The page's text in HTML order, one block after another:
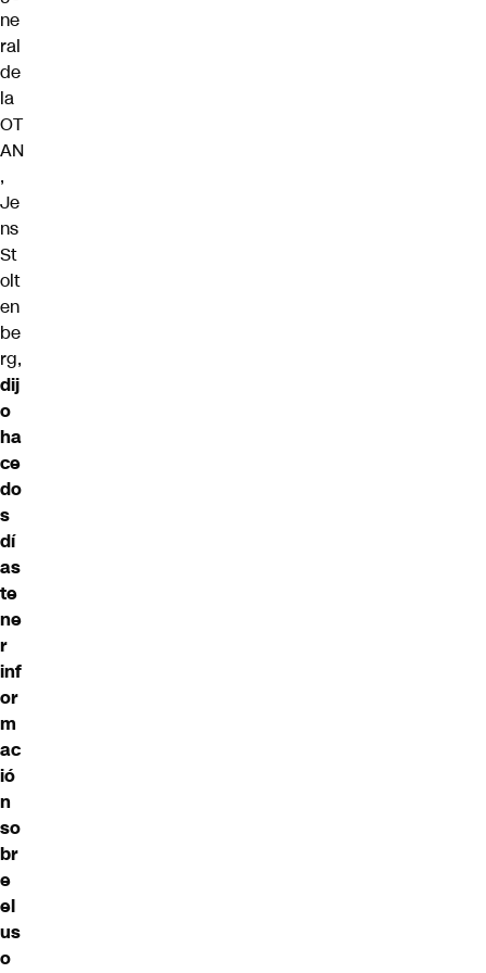
ne
ral
de
la
OT
AN
,
Je
ns
St
olt
en
be
rg,
dij
o
ha
ce
do
s
dí
as
te
ne
r
inf
or
m
ac
ió
n
so
br
e
el
us
o